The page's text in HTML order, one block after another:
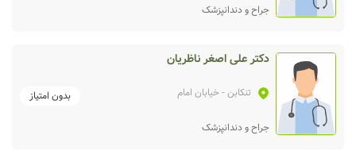
جراح و دندانپزشک
دکتر علی اصغر ناظریان
تنکابن- خیابان امام بدون امتیاز
جراح و دندانپزشک